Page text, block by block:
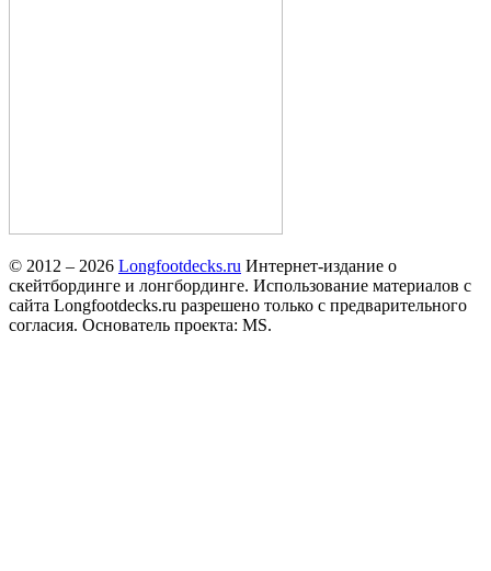
© 2012 – 2026 Longfootdecks.ru Интернет-издание о
скейтбординге и лонгбординге. Использование материалов с
сайта Longfootdecks.ru разрешено только с предварительного
согласия. Основатель проекта: MS.